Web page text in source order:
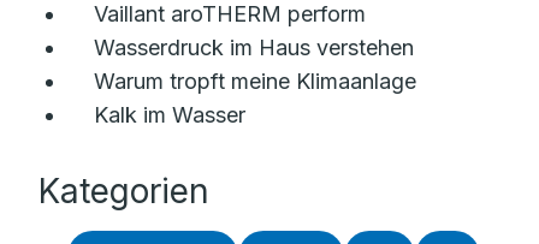
Vaillant aroTHERM perform
Wasserdruck im Haus verstehen
Warum tropft meine Klimaanlage
Kalk im Wasser
Kategorien